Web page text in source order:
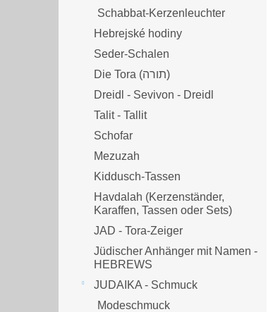
Schabbat-Kerzenleuchter
Hebrejské hodiny
Seder-Schalen
Die Tora (תורה)
Dreidl - Sevivon - Dreidl
Talit - Tallit
Schofar
Mezuzah
Kiddusch-Tassen
Havdalah (Kerzenständer,
Karaffen, Tassen oder Sets)
JAD - Tora-Zeiger
Jüdischer Anhänger mit Namen -
HEBREWS
JUDAIKA - Schmuck
Modeschmuck